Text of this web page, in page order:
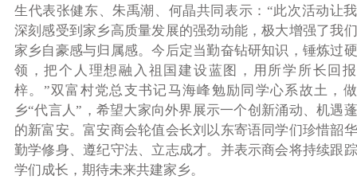
生代表张健东、朱禹潮、何晶共同表示：“此次活动让
深刻感受到家乡高质量发展的强劲动能，极大增强了我
家乡自豪感与归属感。今后定当勤奋钻研知识，锤炼过
领，把个人理想融入祖国建设蓝图，用所学所长回
梓。”双富村党总支书记马海峰勉励同学心系故土，
乡“代言人”，希望大家向外界展示一个创新涌动、机遇
的新富安。富安商会轮值会长刘以东寄语同学们珍惜韶
勤学修身、遵纪守法、立志成才。并表示商会将持续跟
学们成长，期待未来共建家乡。